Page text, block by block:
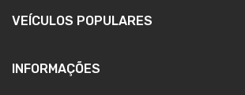
VEÍCULOS POPULARES
INFORMAÇÕES